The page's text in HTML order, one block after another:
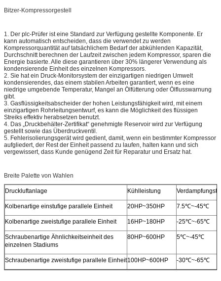
Bitzer-Kompressorgestell
1. Der plc-Prüfer ist eine Standard zur Verfügung gestellte Komponente. Er
kann automatisch entscheiden, dass die verwendet zu werden
Kompressorquantität auf tatsächlichem Bedarf der abkühlenden Kapazität,
Durchschnitt berechnen der Laufzeit zwischen jedem Kompressor, sparen die
Energie basierte. Alle diese garantieren über 30% längerer Verwendung als
kondensierende Einheit des einzelnen Kompressors.
2. Sie hat ein Druck-Monitorsystem der einzigartigen niedrigen Umwelt
kondensierendes, das einem stabilen Arbeiten garantiert, wenn es eine
niedrige umgebende Temperatur, Mangel an Ölfütterung oder Ölflusswarnung
gibt.
3. Gasflüssigkeitsabscheider der hohen Leistungsfähigkeit wird, mit einem
einzigartigen Rohrleitungsentwurf, es kann die Möglichkeit des flüssigen
Streiks effektiv herabsetzen benutzt.
4. Das „Druckbehälter-Zertifikat“ genehmigte Reservoir wird zur Verfügung
gestellt sowie das Überdruckventil.
5. Fehlerisolierungsgerät wird gedient, damit, wenn ein bestimmter Kompressor
aufgliedert, der Rest der Einheit passend zu laufen, halten kann und sich
vergewissert, dass Kunde genügend Zeit für Reparatur und Ersatz hat.
Breite Palette von Wahlen
Druckluftanlage Kühlleistung
Kolbenartige einstufige parallele Einheit 20HP~350HP 7.5℃~-45℃
Kolbenartige zweistufige parallele Einheit 16HP~180HP -25℃~-65℃
Schraubenartige Ähnlichkeitseinheit des
einzelnen Stadiums
80HP~600HP 5℃~-45℃
Schraubenartige zweistufige parallele Einheit100HP~600HP -30℃~-65℃